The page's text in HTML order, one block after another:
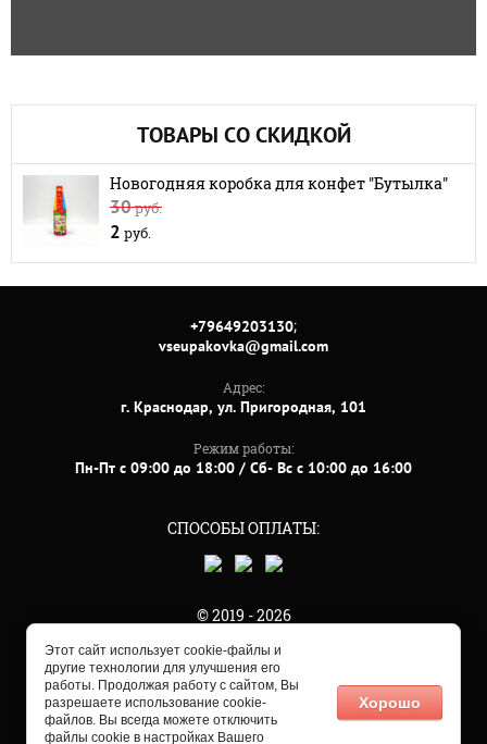
ТОВАРЫ СО СКИДКОЙ
Новогодняя коробка для конфет "Бутылка"
30руб.
2 руб.
+79649203130;
vseupakovka@gmail.com
Адрес:
г. Краснодар, ул. Пригородная, 101
Режим работы:
Пн-Пт с 09:00 до 18:00 / Сб- Вс с 10:00 до 16:00
СПОСОБЫ ОПЛАТЫ:
© 2019 - 2026
Этот сайт использует cookie-файлы и
другие технологии для улучшения его
работы. Продолжая работу с сайтом, Вы
разрешаете использование cookie-
файлов. Вы всегда можете отключить
файлы cookie в настройках Вашего
Хорошо